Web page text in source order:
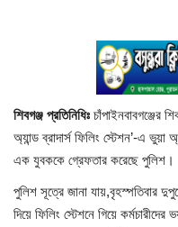
চাঁপাই প্রেস পরিবার
আমাদের সম্পর্কে
চাঁপাইনবাবগঞ্জ সদর
শিবগঞ্জ প্রতিনিধিঃ চাঁপাইনবাবগঞ্জের
অ্যান্ড ব্রাদার্স ফিলিং স্টেশন’-এ
এক যুবককে গ্রেফতার করেছে পুলিশ।
পুলিশ সূত্রে জানা যায়,বৃহস্পতিবার
দিয়ে ফিলিং স্টেশনে গিয়ে